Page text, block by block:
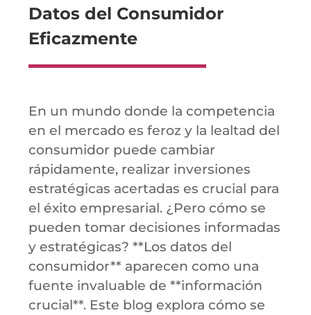
Datos del Consumidor
Eficazmente
En un mundo donde la competencia
en el mercado es feroz y la lealtad del
consumidor puede cambiar
rápidamente, realizar inversiones
estratégicas acertadas es crucial para
el éxito empresarial. ¿Pero cómo se
pueden tomar decisiones informadas
y estratégicas? **Los datos del
consumidor** aparecen como una
fuente invaluable de **información
crucial**. Este blog explora cómo se